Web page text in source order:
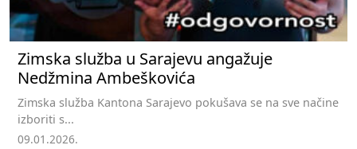
Zimska služba u Sarajevu angažuje
Nedžmina Ambeškovića
Zimska služba Kantona Sarajevo pokušava se na sve načine
izboriti s...
09.01.2026.